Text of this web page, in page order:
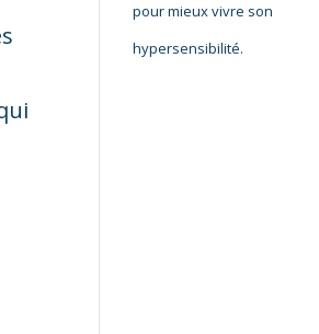
pour mieux vivre son
hypersensibilité.